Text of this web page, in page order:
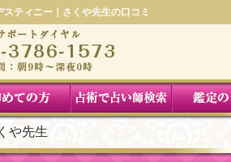
ティニー｜さくや先生の口コミ
や先生